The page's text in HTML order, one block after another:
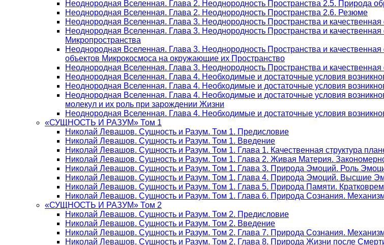
Неоднородная Вселенная. Глава 2. Неоднородность Пространства 2.5. Природа
Неоднородная Вселенная. Глава 2. Неоднородность Пространства 2.6. Резюме
Неоднородная Вселенная. Глава 3. Неоднородность Пространства и
Неоднородная Вселенная. Глава 3. Неоднородность Пространства и качественная
Микропространства
Неоднородная Вселенная. Глава 3. Неоднородность Пространства и
объектов Микрокосмоса на окружающие их Пространство
Неоднородная Вселенная. Глава 3. Неоднородность Пространства и
Неоднородная Вселенная. Глава 4. Необходимые и достаточные условия
Неоднородная Вселенная. Глава 4. Необходимые и достаточные условия
Неоднородная Вселенная. Глава 4. Необходимые и достаточные условия
молекул и их роль при зарождении Жизни
Неоднородная Вселенная. Глава 4. Необходимые и достаточные условия
«СУЩНОСТЬ И РАЗУМ» Том 1
Николай Левашов. Сущность и Разум. Том 1. Предисловие
Николай Левашов. Сущность и Разум. Том 1. Введение
Николай Левашов. Сущность и Разум. Том 1. Глава 1. Качественная структура
Николай Левашов. Сущность и Разум. Том 1. Глава 2. Живая Материя.
Николай Левашов. Сущность и Разум. Том 1. Глава 3. Природа Эмоций. Роль
Николай Левашов. Сущность и Разум. Том 1. Глава 4. Природа Эмоций. Высшие
Николай Левашов. Сущность и Разум. Том 1. Глава 5. Природа Памяти.
Николай Левашов. Сущность и Разум. Том 1. Глава 6. Природа Сознания.
«СУЩНОСТЬ И РАЗУМ» Том 2
Николай Левашов. Сущность и Разум. Том 2. Предисловие
Николай Левашов. Сущность и Разум. Том 2. Введение
Николай Левашов. Сущность и Разум. Том 2. Глава 7. Природа Сознания.
Николай Левашов. Сущность и Разум. Том 2. Глава 8. Природа Жизни после